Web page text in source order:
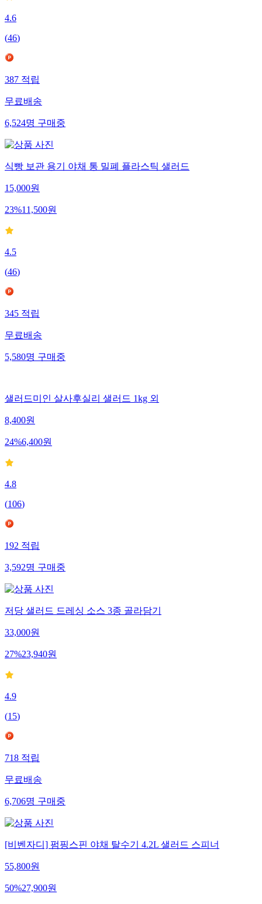
4.6
(46)
387적립
무료배송
6,524명구매중
식빵 보관 용기 야채 통 밀폐 플라스틱 샐러드
15,000원
23%11,500원
4.5
(46)
345적립
무료배송
5,580명구매중
샐러드미인 살사후실리 샐러드 1kg 외
8,400원
24%6,400원
4.8
(106)
192적립
3,592명구매중
저당 샐러드 드레싱 소스 3종 골라담기
33,000원
27%23,940원
4.9
(15)
718적립
무료배송
6,706명구매중
[비벤자디] 펌핑스핀 야채 탈수기 4.2L 샐러드 스피너
55,800원
50%27,900원